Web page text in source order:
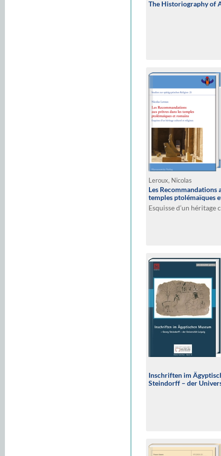
The Historiography of
Leroux, Nicolas
Les Recommandations
temples ptolémaïques
Esquisse d’un
Inschriften im
Steindorff – der